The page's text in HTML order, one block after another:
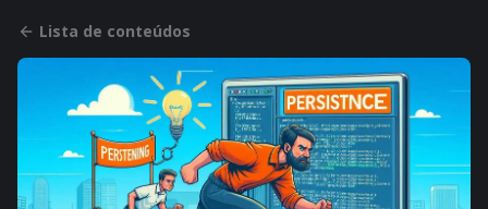
Lista de conteúdos